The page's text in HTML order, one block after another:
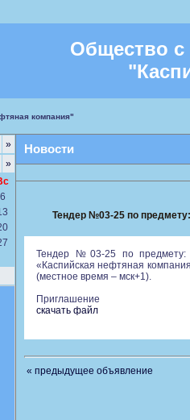
Общество с
компания"
»
»
6
Новости
Тендер №03-25 по
Тендер №03-25 по предмету:
«Каспийская нефтяная
(местное время – мск+1).
Приглашение
скачать файл
« предыдущее объявление